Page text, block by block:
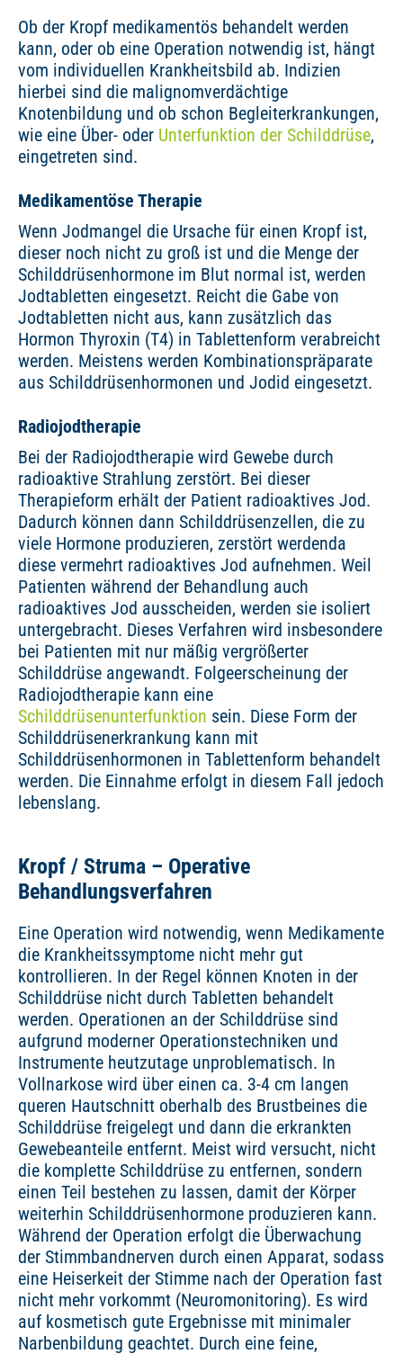
Ob der Kropf medikamentös behandelt werden
kann, oder ob eine Operation notwendig ist, hängt
vom individuellen Krankheitsbild ab. Indizien
hierbei sind die malignomverdächtige
Knotenbildung und ob schon Begleiterkrankungen,
wie eine Über- oder Unterfunktion der Schilddrüse,
eingetreten sind.
Medikamentöse Therapie
Wenn Jodmangel die Ursache für einen Kropf ist,
dieser noch nicht zu groß ist und die Menge der
Schilddrüsenhormone im Blut normal ist, werden
Jodtabletten eingesetzt. Reicht die Gabe von
Jodtabletten nicht aus, kann zusätzlich das
Hormon Thyroxin (T4) in Tablettenform verabreicht
werden. Meistens werden Kombinationspräparate
aus Schilddrüsenhormonen und Jodid eingesetzt.
Radiojodtherapie
Bei der Radiojodtherapie wird Gewebe durch
radioaktive Strahlung zerstört. Bei dieser
Therapieform erhält der Patient radioaktives Jod.
Dadurch können dann Schilddrüsenzellen, die zu
viele Hormone produzieren, zerstört werdenda
diese vermehrt radioaktives Jod aufnehmen. Weil
Patienten während der Behandlung auch
radioaktives Jod ausscheiden, werden sie isoliert
untergebracht. Dieses Verfahren wird insbesondere
bei Patienten mit nur mäßig vergrößerter
Schilddrüse angewandt. Folgeerscheinung der
Radiojodtherapie kann eine
Schilddrüsenunterfunktion sein. Diese Form der
Schilddrüsenerkrankung kann mit
Schilddrüsenhormonen in Tablettenform behandelt
werden. Die Einnahme erfolgt in diesem Fall jedoch
lebenslang.
Kropf / Struma – Operative
Behandlungsverfahren
Eine Operation wird notwendig, wenn Medikamente
die Krankheitssymptome nicht mehr gut
kontrollieren. In der Regel können Knoten in der
Schilddrüse nicht durch Tabletten behandelt
werden. Operationen an der Schilddrüse sind
aufgrund moderner Operationstechniken und
Instrumente heutzutage unproblematisch. In
Vollnarkose wird über einen ca. 3-4 cm langen
queren Hautschnitt oberhalb des Brustbeines die
Schilddrüse freigelegt und dann die erkrankten
Gewebeanteile entfernt. Meist wird versucht, nicht
die komplette Schilddrüse zu entfernen, sondern
einen Teil bestehen zu lassen, damit der Körper
weiterhin Schilddrüsenhormone produzieren kann.
Während der Operation erfolgt die Überwachung
der Stimmbandnerven durch einen Apparat, sodass
eine Heiserkeit der Stimme nach der Operation fast
nicht mehr vorkommt (Neuromonitoring). Es wird
auf kosmetisch gute Ergebnisse mit minimaler
Narbenbildung geachtet. Durch eine feine,